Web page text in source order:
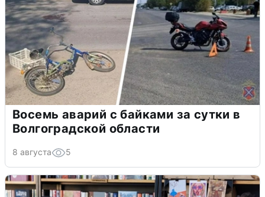
Восемь аварий с байками за сутки в
Волгоградской области
8 августа 5